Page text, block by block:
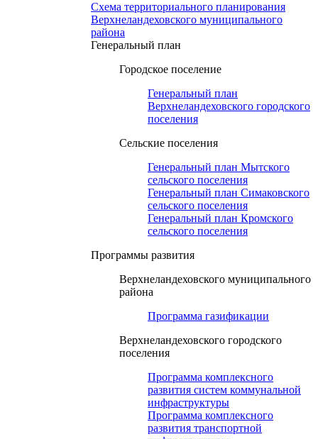
Схема территориального планирования
Верхнеландеховского муниципального
района
Генеральный план
Городское поселение
Генеральный план
Верхнеландеховского городского
поселения
Сельские поселения
Генеральный план Мытского
сельского поселения
Генеральный план Симаковского
сельского поселения
Генеральный план Кромского
сельского поселения
Программы развития
Верхнеландеховского муниципального
района
Программа газификации
Верхнеландеховского городского
поселения
Программа комплексного
развития систем коммунальной
инфраструктуры
Программа комплексного
развития транспортной